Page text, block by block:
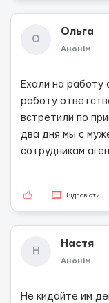
О
Ольга
Анонім
Ехали на работу
работу
встретили по
два дня мы с
сотрудникам
Відповісти
Н
Настя
Анонім
Не кидайте им